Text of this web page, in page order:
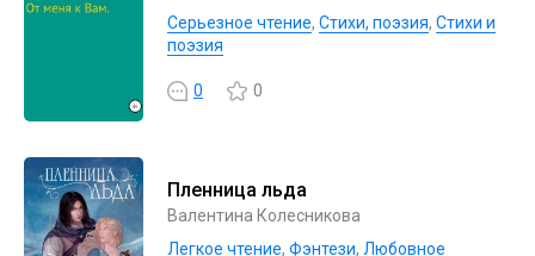
Серьезное чтение, Cтихи, поэзия, Стихи и
поэзия
0 0
Пленница льда
Валентина Колесникова
Легкое чтение, Фэнтези, Любовное